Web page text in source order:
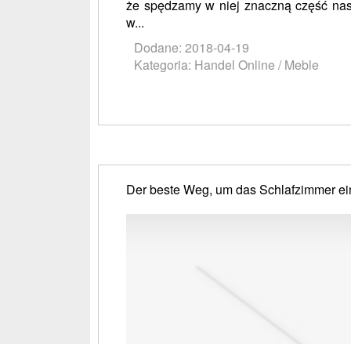
że spędzamy w niej znaczną część
w...
Dodane: 2018-04-19
Kategoria: Handel Online / Meble
Der beste Weg, um das Schlafzimmer